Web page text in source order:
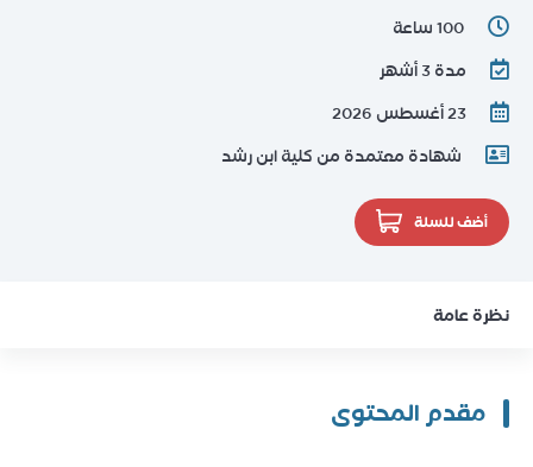
100 ساعة
مدة 3 أشهر
23 أغسطس 2026
شهادة معتمدة من كلية ابن رشد
أضف للسلة
نظرة عامة
مقدم المحتوى